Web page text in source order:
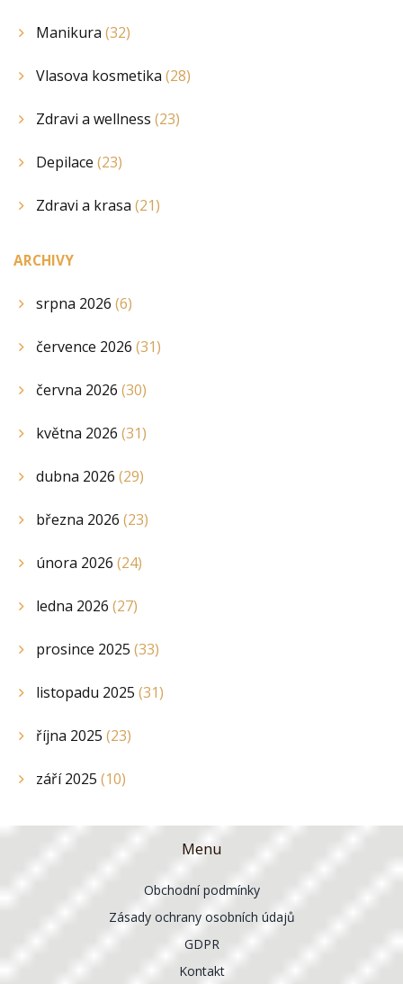
Manikura (32)
Vlasova kosmetika (28)
Zdravi a wellness (23)
Depilace (23)
Zdravi a krasa (21)
ARCHIVY
srpna 2026 (6)
července 2026 (31)
června 2026 (30)
května 2026 (31)
dubna 2026 (29)
března 2026 (23)
února 2026 (24)
ledna 2026 (27)
prosince 2025 (33)
listopadu 2025 (31)
října 2025 (23)
září 2025 (10)
Menu
Obchodní podmínky
Zásady ochrany osobních údajů
GDPR
Kontakt